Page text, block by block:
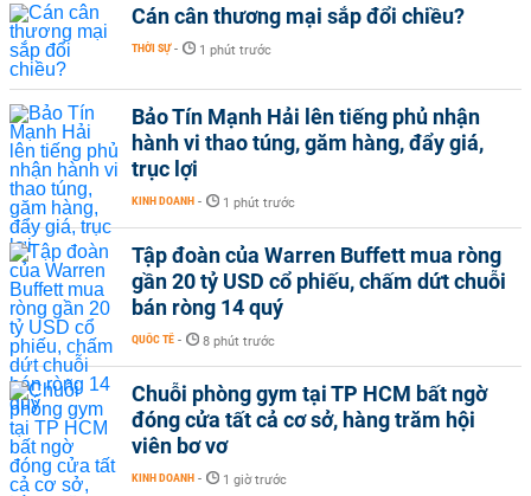
Cán cân thương mại sắp đổi chiều?
THỜI SỰ - 1 phút trước
Bảo Tín Mạnh Hải lên tiếng phủ nhận
hành vi thao túng, găm hàng, đẩy giá,
trục lợi
KINH DOANH - 1 phút trước
Tập đoàn của Warren Buffett mua ròng
gần 20 tỷ USD cổ phiếu, chấm dứt chuỗi
bán ròng 14 quý
QUỐC TẾ - 8 phút trước
Chuỗi phòng gym tại TP HCM bất ngờ
đóng cửa tất cả cơ sở, hàng trăm hội
viên bơ vơ
KINH DOANH - 1 giờ trước